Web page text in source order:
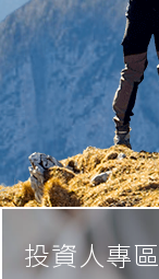
投資人專區